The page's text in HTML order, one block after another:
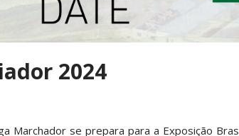
2024
Marchador se prepara para a Exposição